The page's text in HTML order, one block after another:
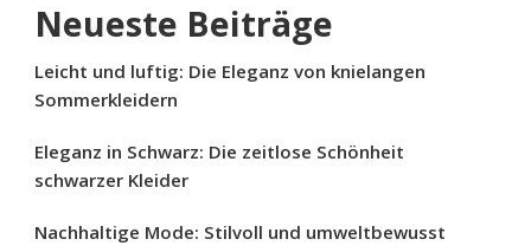
Neueste Beiträge
Leicht und luftig: Die Eleganz von knielangen
Sommerkleidern
Eleganz in Schwarz: Die zeitlose Schönheit
schwarzer Kleider
Nachhaltige Mode: Stilvoll und umweltbewusst